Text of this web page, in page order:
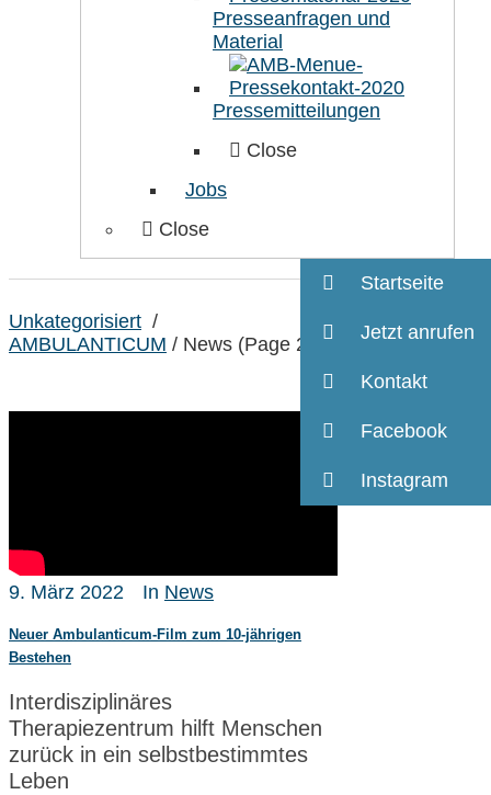
Presseanfragen und
Material
Pressemitteilungen
Close
Jobs
Close
Unkategorisiert /
AMBULANTICUM / News (Page 2)
9. März 2022 In News
Neuer Ambulanticum-Film zum 10-jährigen
Bestehen
Interdisziplinäres
Therapiezentrum hilft Menschen
zurück in ein selbstbestimmtes
Leben
Startseite
Jetzt anrufen
Kontakt
Facebook
Instagram